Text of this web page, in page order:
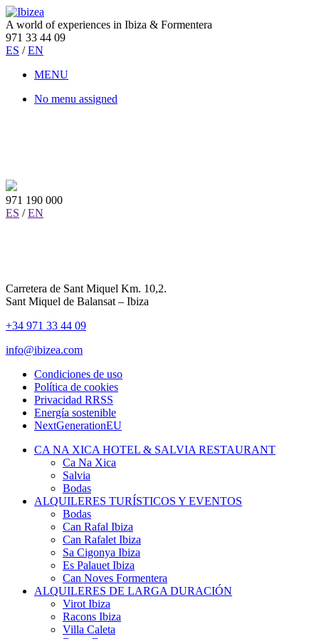
A world of experiences in Ibiza & Formentera
971 33 44 09
ES / EN
MENU
No menu assigned
971 190 000
ES / EN
Carretera de Sant Miquel Km. 10,2.
Sant Miquel de Balansat – Ibiza
+34 971 33 44 09
info@ibizea.com
Condiciones de uso
Política de cookies
Privacidad RRSS
Energía sostenible
NextGenerationEU
CA NA XICA HOTEL & SALVIA RESTAURANT
Ca Na Xica
Salvia
Bodas
ALQUILERES TURÍSTICOS Y EVENTOS
Bodas
Can Rafal Ibiza
Can Rafalet Ibiza
Sa Cigonya Ibiza
Es Palauet Ibiza
Can Noves Formentera
ALQUILERES DE LARGA DURACIÓN
Virot Ibiza
Racons Ibiza
Villa Caleta